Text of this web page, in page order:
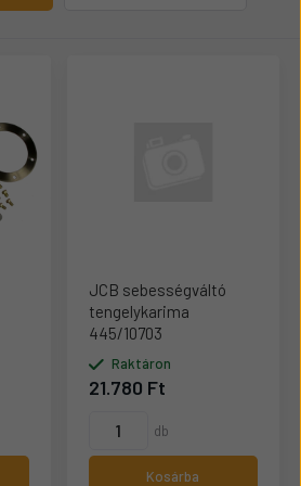
JCB sebességváltó
tengelykarima
445/10703
Raktáron
21.780 Ft
db
Kosárba